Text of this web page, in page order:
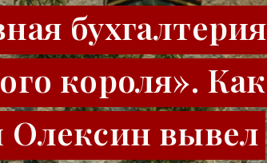
бухгалтерия
короля». Как
Олексин вывел